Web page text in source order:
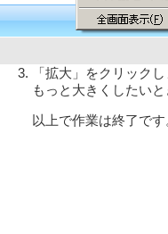
「拡大」をクリックし
もっと大きくしたい
以上で作業は終了です